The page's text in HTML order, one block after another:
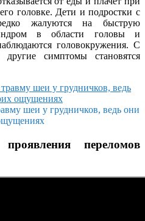
головке. Дети и подростки с
жалуются на быструю
в области головы и
головокружения. С
симптомы становятся
шеи у грудничков, ведь они
переломов